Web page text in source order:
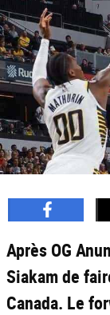
Après OG
Siakam de
Canada. Le